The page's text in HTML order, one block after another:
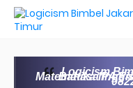
Logicism
Matematika IPA Fisika Kimia